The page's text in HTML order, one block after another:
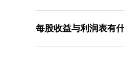
每股收益与利润表有